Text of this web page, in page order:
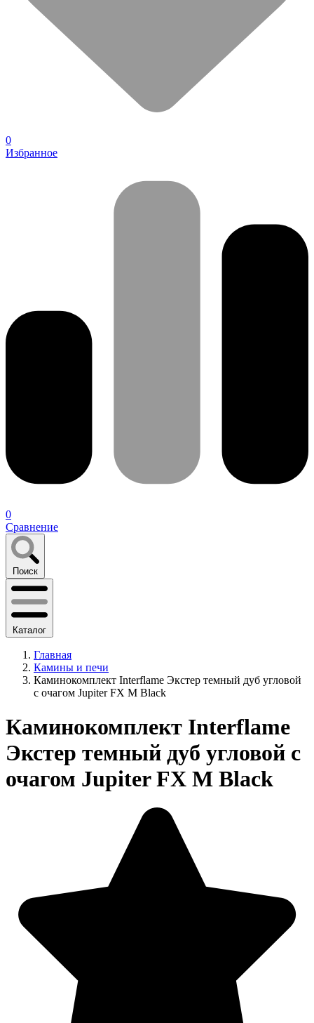
0
Избранное
0
Сравнение
Поиск
Каталог
Главная
Камины и печи
Каминокомплект Interflame Экстер темный дуб угловой
с очагом Jupiter FX M Black
Каминокомплект Interflame
Экстер темный дуб угловой с
очагом Jupiter FX M Black